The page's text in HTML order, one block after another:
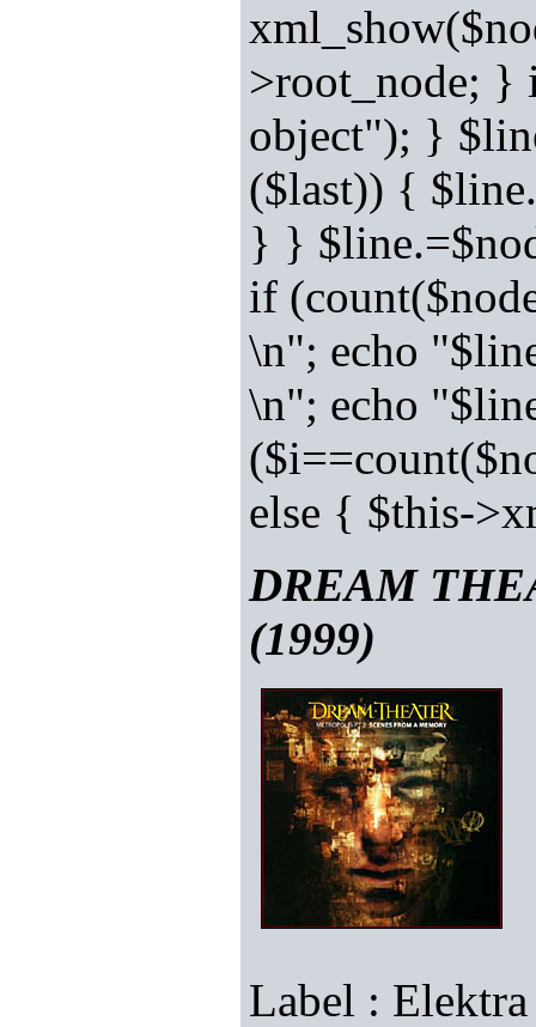
>root_node; }
object"); }
($last)) {
} }
if
\n"; echo
\n"; echo
else { $this-
DREAM
(1999)
Label : Elektra